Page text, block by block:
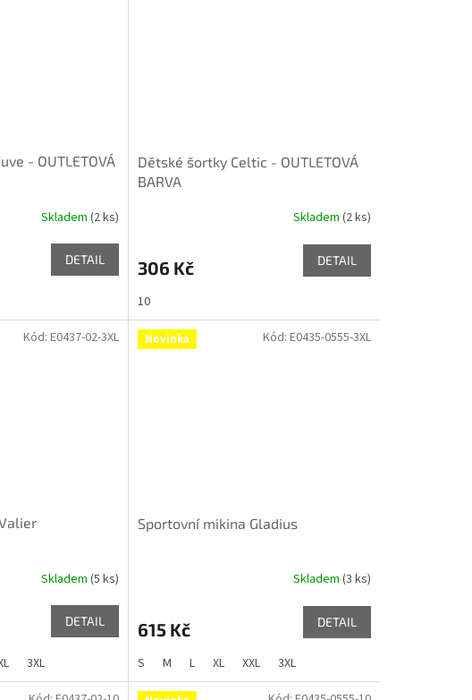
- OUTLETOVÁ
Skladem (2 ks)
DETAIL
Dětské šortky Celtic - OUTLETOVÁ
BARVA
Skladem (2 ks)
306 Kč DETAIL
10
Skladem (5 ks)
DETAIL
3XL
Kód: E0437-02-3XL Novinka
Sportovní mikina Gladius
Skladem (3 ks)
615 Kč DETAIL
S M L XL XXL 3XL
Kód: E0435-0555-3XL